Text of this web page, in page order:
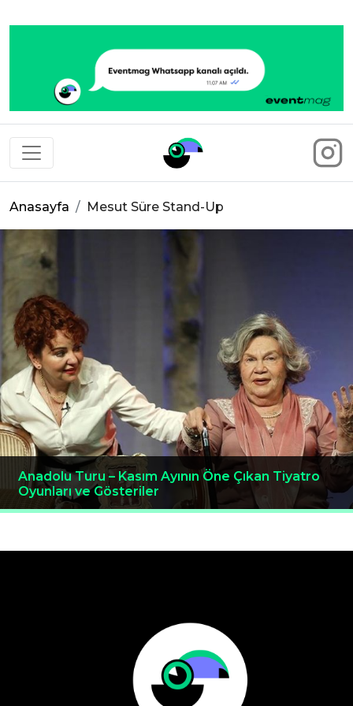
Eventmag
Anasayfa Mesut Süre Stand-Up
Anadolu Turu – Kasım Ayının Öne Çıkan Tiyatro
Oyunları ve Gösteriler